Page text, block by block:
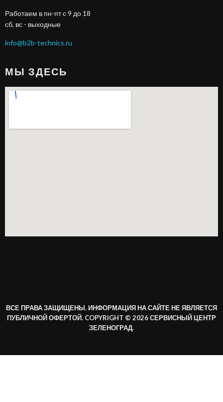
Работаем в пн-пт с 9 до 18
сб, вс - выходные
info@b2b-technics.ru
МЫ ЗДЕСЬ
ВСЕ ПРАВА ЗАЩИЩЕНЫ. ИНФОРМАЦИЯ НА САЙТЕ НЕ ЯВЛЯЕТСЯ
ПУБЛИЧНОЙ ОФЕРТОЙ. COPYRIGHT © 2026 СЕРВИСНЫЙ ЦЕНТР
ЗЕЛЕНОГРАД.